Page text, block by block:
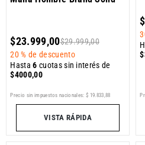
$23.999,00$29.999,00
20 % de descuento
Hasta6 cuotas sin interés de
$4000,00
Precio sin impuestos nacionales: $ 19.833,88
VISTA RÁPIDA
$
$